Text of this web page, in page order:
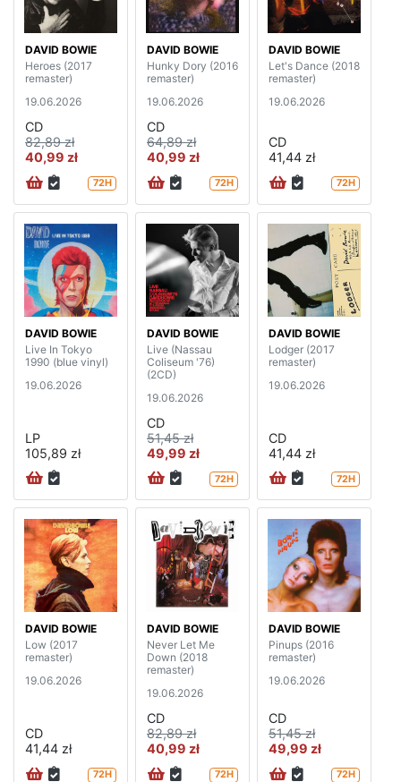
DAVID BOWIE
Heroes (2017
remaster)
19.06.2026
CD
82,89 zł
40,99 zł
72H
DAVID BOWIE
Hunky Dory (2016
remaster)
19.06.2026
CD
64,89 zł
40,99 zł
72H
DAVID BOWIE
Let's Dance (2018
remaster)
19.06.2026
CD
41,44 zł
72H
DAVID BOWIE
Live In Tokyo
1990 (blue vinyl)
19.06.2026
LP
105,89 zł
DAVID BOWIE
Live (Nassau
Coliseum '76)
(2CD)
19.06.2026
CD
51,45 zł
49,99 zł
72H
DAVID BOWIE
Lodger (2017
remaster)
19.06.2026
CD
41,44 zł
72H
DAVID BOWIE
Low (2017
remaster)
19.06.2026
CD
41,44 zł
72H
DAVID BOWIE
Never Let Me
Down (2018
remaster)
19.06.2026
CD
82,89 zł
40,99 zł
72H
DAVID BOWIE
Pinups (2016
remaster)
19.06.2026
CD
51,45 zł
49,99 zł
72H